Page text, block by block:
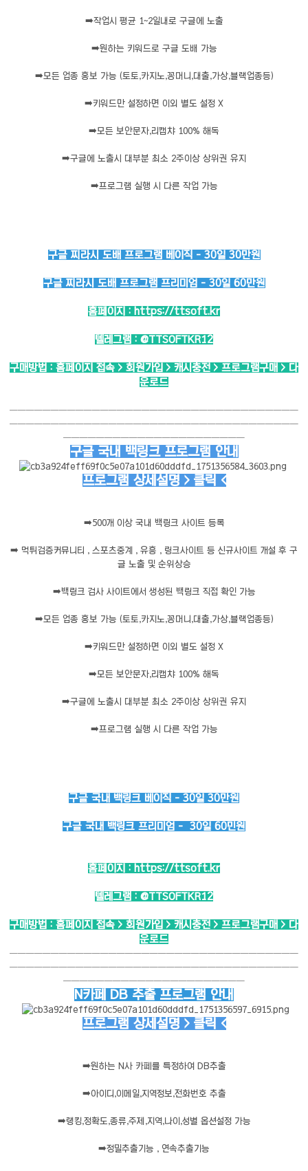
➡️작업시 평균 1~2일내로 구글에 노출
➡️원하는 키워드로 구글 도배 가능
➡️모든 업종 홍보 가능 (토토,카지노,꽁머니,대출,가상,블랙업종등)
➡️키워드만 설정하면 이외 별도 설정 X
➡️모든 보안문자,리캡챠 100% 해독
➡️구글에 노출시 대부분 최소 2주이상 상위권 유지
➡️프로그램 실행 시 다른 작업 가능
구글 찌라시 도배 프로그램 베이직 - 30일 30만원
구글 찌라시 도배 프로그램 프리미엄 - 30일 60만원
홈페이지 : https://ttsoft.kr
텔레그램 : @TTSOFTKR12
구매방법 : 홈페이지 접속 > 회원가입 > 캐시충전 > 프로그램구매 > 다
운로드
───────────────────────────────────
───────────────────────────────────
──────────────────────
구글 국내 백링크 프로그램 안내
프로그램 상세설명 > 클릭 <
➡️500개 이상 국내 백링크 사이트 등록
➡️ 먹튀검증커뮤니티 , 스포츠중계 , 유흥 , 링크사이트 등 신규사이트 개설 후 구
글 노출 및 순위상승
➡️백링크 검사 사이트에서 생성된 백링크 직접 확인 가능
➡️모든 업종 홍보 가능 (토토,카지노,꽁머니,대출,가상,블랙업종등)
➡️키워드만 설정하면 이외 별도 설정 X
➡️모든 보안문자,리캡챠 100% 해독
➡️구글에 노출시 대부분 최소 2주이상 상위권 유지
➡️프로그램 실행 시 다른 작업 가능
구글 국내 백링크 베이직 - 30일 30만원
구글 국내 백링크 프리미엄 - 30일 60민원
홈페이지 : https://ttsoft.kr
텔레그램 : @TTSOFTKR12
구매방법 : 홈페이지 접속 > 회원가입 > 캐시충전 > 프로그램구매 > 다
운로드
───────────────────────────────────
───────────────────────────────────
──────────────────────
N카페 DB 추출 프로그램 안내
프로그램 상세설명 > 클릭 <
➡️원하는 N사 카페를 특정하여 DB추출
➡️아이디,이메일,지역정보,전화번호 추출
➡️랭킹,정확도,종류,주제,지역,나이,성별 옵션설정 가능
➡️정밀추출기능 , 연속추출기능